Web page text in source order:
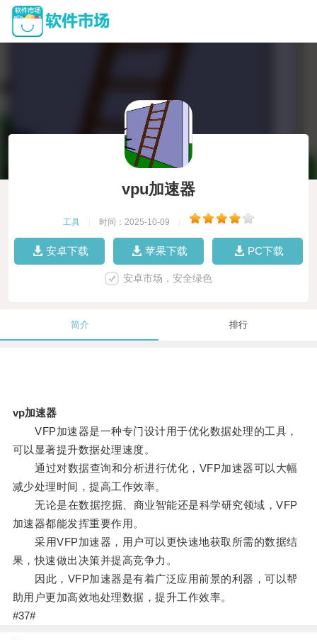
vpu加速器
工具 时间：2025-10-09
安卓下载 苹果下载 PC下载
安卓市场，安全绿色
简介 排行
vp加速器
VFP加速器是一种专门设计用于优化数据处理的工具，
可以显著提升数据处理速度。
通过对数据查询和分析进行优化，VFP加速器可以大幅
减少处理时间，提高工作效率。
无论是在数据挖掘、商业智能还是科学研究领域，VFP
加速器都能发挥重要作用。
采用VFP加速器，用户可以更快速地获取所需的数据结
果，快速做出决策并提高竞争力。
因此，VFP加速器是有着广泛应用前景的利器，可以帮
助用户更加高效地处理数据，提升工作效率。
#37#